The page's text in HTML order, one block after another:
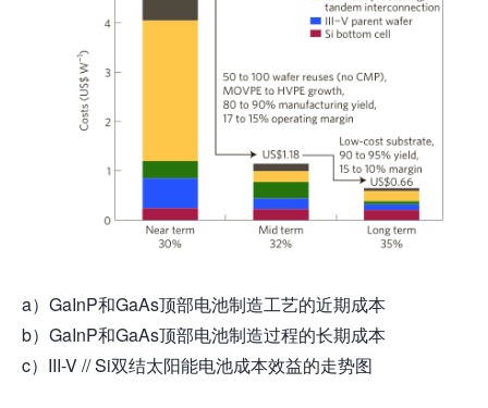
a）GaInP和GaAs顶部电池制造工艺的近期成本
b）GaInP和GaAs顶部电池制造过程的长期成本
c）III-V // Si双结太阳能电池成本效益的走势图